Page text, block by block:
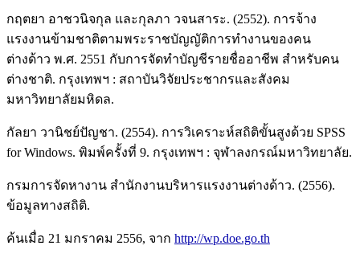
กฤตยา อาชวนิจกุล และกุลภา วจนสาระ. (2552). การจ้าง
แรงงานข้ามชาติตามพระราชบัญญัติการทำงานของคน
ต่างด้าว พ.ศ. 2551 กับการจัดทำบัญชีรายชื่ออาชีพ สำหรับคน
ต่างชาติ. กรุงเทพฯ : สถาบันวิจัยประชากรและสังคม
มหาวิทยาลัยมหิดล.
กัลยา วานิชย์ปัญชา. (2554). การวิเคราะห์สถิติขั้นสูงด้วย SPSS
for Windows. พิมพ์ครั้งที่ 9. กรุงเทพฯ : จุฬาลงกรณ์มหาวิทยาลัย.
กรมการจัดหางาน สำนักงานบริหารแรงงานต่างด้าว. (2556).
ข้อมูลทางสถิติ.
ค้นเมื่อ 21 มกราคม 2556, จาก http://wp.doe.go.th